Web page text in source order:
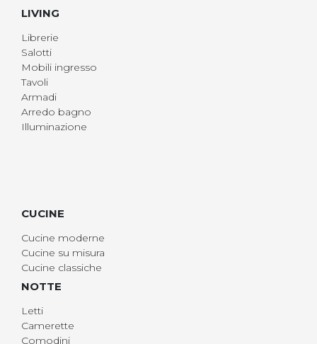
LIVING
Librerie
Salotti
Mobili ingresso
Tavoli
Armadi
Arredo bagno
Illuminazione
CUCINE
Cucine moderne
Cucine su misura
Cucine classiche
NOTTE
Letti
Camerette
Comodini